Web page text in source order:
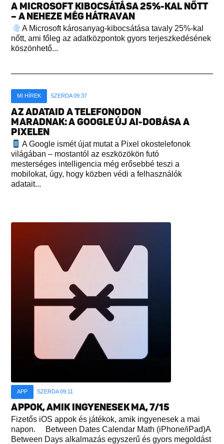
A MICROSOFT KIBOCSÁTÁSA 25%-KAL NŐTT
– A NEHEZE MÉG HÁTRAVAN
A Microsoft károsanyag-kibocsátása tavaly 25%-kal
nőtt, ami főleg az adatközpontok gyors terjeszkedésének
köszönhető...
MI HÍREK SZERDA 09:37
AZ ADATAID A TELEFONODON
MARADNAK: A GOOGLE ÚJ AI-DOBÁSA A
PIXELEN
A Google ismét újat mutat a Pixel okostelefonok
világában – mostantól az eszközökön futó
mesterséges intelligencia még erősebbé teszi a
mobilokat, úgy, hogy közben védi a felhasználók
adatait...
APP SZERDA 09:11
APPOK, AMIK INGYENESEK MA, 7/15
Fizetős iOS appok és játékok, amik ingyenesek a mai
napon. Between Dates Calendar Math (iPhone/iPad)A
Between Days alkalmazás egyszerű és gyors megoldást